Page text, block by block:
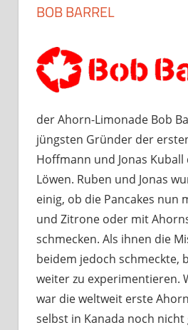
BOB BARREL
der Ahorn-Limonade Bob
jüngsten Gründer der
Hoffmann und Jonas
Löwen. Ruben und Jonas
einig, ob die Pancakes nun
und Zitrone oder mit
schmecken. Als ihnen die
beidem jedoch schmeckte,
weiter zu experimentieren.
war die weltweit erste
selbst in Kanada noch nicht